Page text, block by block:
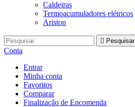
Caldeiras
Termoacumuladores elétricos
Ariston
 Pesquisar
Conta
Entrar
Minha conta
Favoritos
Comparar
Finalização de Encomenda